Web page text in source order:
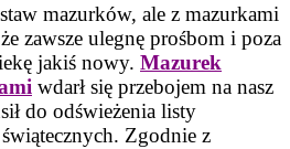
mazurków, ale z mazurkami
zawsze ulegnę prośbom i poza
jakiś nowy. Mazurek
wdarł się przebojem na nasz
do odświeżenia listy
Zgodnie z